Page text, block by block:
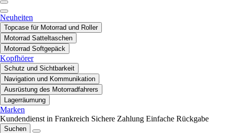
Neuheiten
Topcase für Motorrad und Roller
Motorrad Satteltaschen
Motorrad Softgepäck
Kopfhörer
Schutz und Sichtbarkeit
Navigation und Kommunikation
Ausrüstung des Motorradfahrers
Lagerräumung
Marken
Kundendienst in Frankreich Sichere Zahlung Einfache Rückgabe
Suchen